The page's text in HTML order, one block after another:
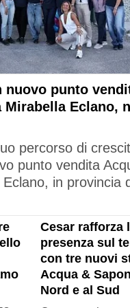
nuovo punto
Mirabella Eclano,
percorso di
punto vendita
in provincia
Cesar rafforza
presenza sul
con tre nuovi
Acqua &
Nord e al Sud